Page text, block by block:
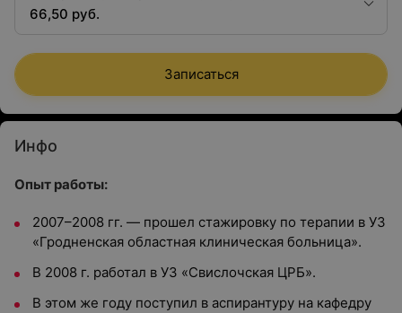
медицинских наук
66,50 руб.
Записаться
Инфо
Опыт работы:
2007–2008 гг. — прошел стажировку по терапии в УЗ
«Гродненская областная клиническая больница».
В 2008 г. работал в УЗ «Свислочская ЦРБ».
В этом же году поступил в аспирантуру на кафедру